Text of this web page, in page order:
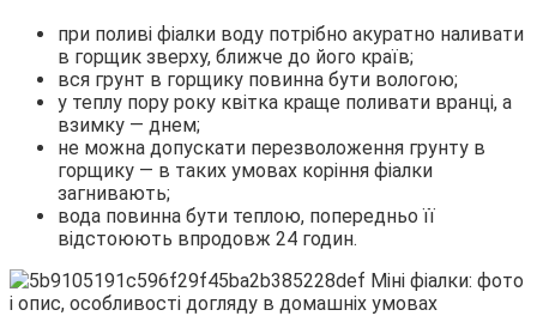
при поливі фіалки воду потрібно акуратно наливати
в горщик зверху, ближче до його країв;
вся грунт в горщику повинна бути вологою;
у теплу пору року квітка краще поливати вранці, а
взимку — днем;
не можна допускати перезволоження грунту в
горщику — в таких умовах коріння фіалки
загнивають;
вода повинна бути теплою, попередньо її
відстоюють впродовж 24 годин.